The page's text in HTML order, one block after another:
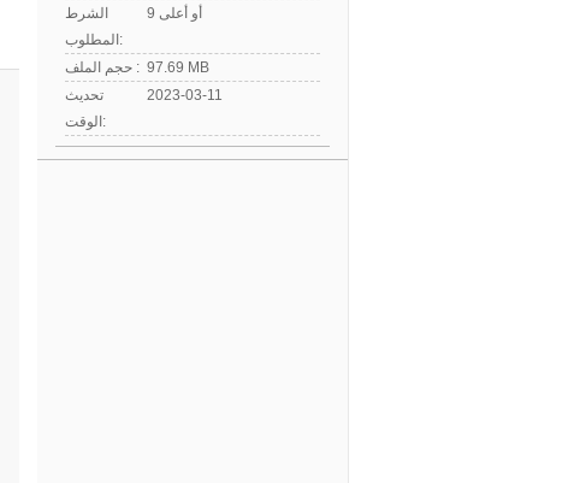
الشرط
المطلوب:
9 أو أعلى
حجم الملف : 97.69 MB
تحديث
الوقت:
2023-03-11